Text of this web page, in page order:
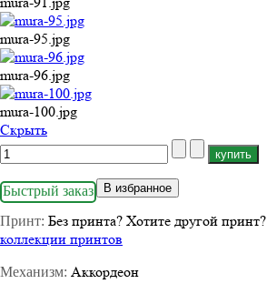
mura-95.jpg
mura-96.jpg
mura-100.jpg
Cкрыть
Быстрый заказ В избранное
Принт: Без принта? Хотите другой принт?
коллекции принтов
Механизм: Аккордеон